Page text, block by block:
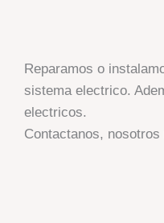
Reparamos o
sistema electrico.
electricos.
Contactanos,